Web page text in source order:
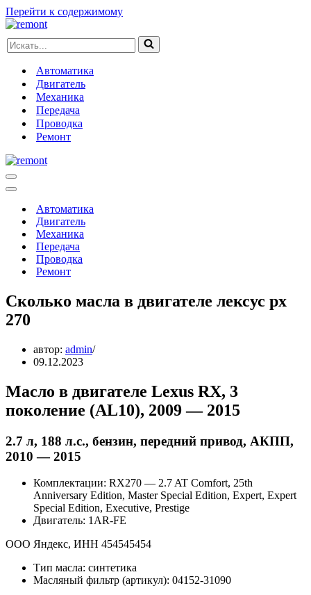
Перейти к содержимому
Искать...
Автоматика
Двигатель
Механика
Передача
Проводка
Ремонт
Меню
навигации
Меню
навигацииАвтоматика
Двигатель
Механика
Передача
Проводка
Ремонт
Сколько масла в двигателе лексус рх
270
автор: admin
09.12.2023
Масло в двигателе Lexus RX, 3
поколение (AL10), 2009 — 2015
2.7 л, 188 л.с., бензин, передний привод, АКПП,
2010 — 2015
Комплектации: RX270 — 2.7 AT Comfort, 25th
Anniversary Edition, Master Special Edition, Expert, Expert
Special Edition, Executive, Prestige
Двигатель: 1AR-FE
ООО Яндекс, ИНН 454545454
Тип масла: синтетика
Масляный фильтр (артикул): 04152-31090